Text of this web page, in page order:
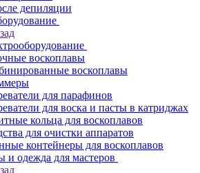
депиляции
воскоплавы
воскоплавы
для парафинов
для воска и пасты в катриджах
кольца для воскоплавов
для очистки аппаратов
контейнеры для воскоплавов
и одежда для мастеров